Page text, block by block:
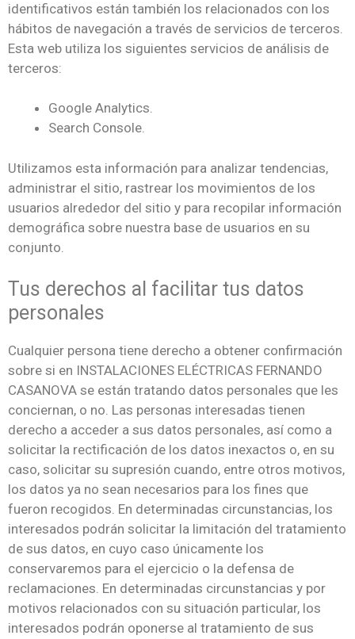
identificativos están también los relacionados con los
hábitos de navegación a través de servicios de terceros.
Esta web utiliza los siguientes servicios de análisis de
terceros:
Google Analytics.
Search Console.
Utilizamos esta información para analizar tendencias,
administrar el sitio, rastrear los movimientos de los
usuarios alrededor del sitio y para recopilar información
demográfica sobre nuestra base de usuarios en su
conjunto.
Tus derechos al facilitar tus datos
personales
Cualquier persona tiene derecho a obtener confirmación
sobre si en INSTALACIONES ELÉCTRICAS FERNANDO
CASANOVA se están tratando datos personales que les
conciernan, o no. Las personas interesadas tienen
derecho a acceder a sus datos personales, así como a
solicitar la rectificación de los datos inexactos o, en su
caso, solicitar su supresión cuando, entre otros motivos,
los datos ya no sean necesarios para los fines que
fueron recogidos. En determinadas circunstancias, los
interesados podrán solicitar la limitación del tratamiento
de sus datos, en cuyo caso únicamente los
conservaremos para el ejercicio o la defensa de
reclamaciones. En determinadas circunstancias y por
motivos relacionados con su situación particular, los
interesados podrán oponerse al tratamiento de sus